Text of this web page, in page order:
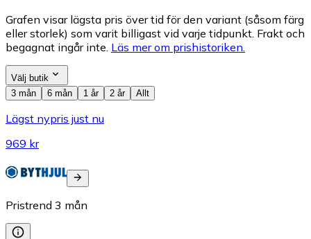
Grafen visar lägsta pris över tid för den variant (såsom färg
eller storlek) som varit billigast vid varje tidpunkt. Frakt och
begagnat ingår inte. Läs mer om prishistoriken.
Välj butik
3 mån
6 mån 1 år 2 år Allt
Lägst nypris just nu
969 kr
Pristrend 3 mån